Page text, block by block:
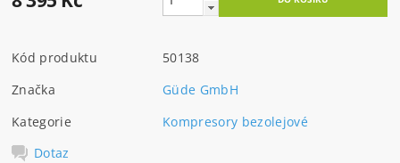
Kód produktu
50138
Značka
Güde GmbH
Kategorie
Kompresory bezolejové
Dotaz